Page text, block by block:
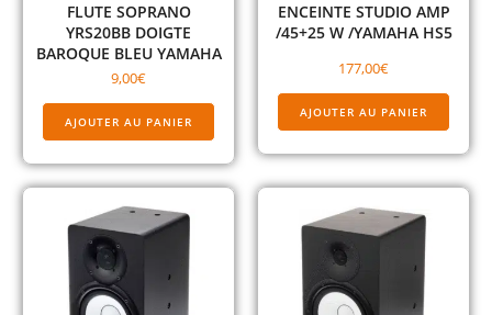
FLUTE SOPRANO
YRS20BB DOIGTE
BAROQUE BLEU YAMAHA
9,00€
AJOUTER AU PANIER
ENCEINTE STUDIO AMP
/45+25 W /YAMAHA HS5
177,00€
AJOUTER AU PANIER